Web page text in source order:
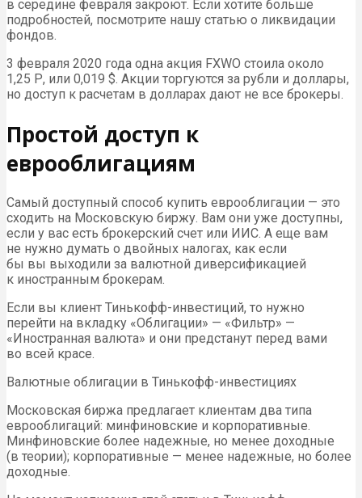
в середине февраля закроют. Если хотите больше
подробностей, посмотрите нашу статью о ликвидации
фондов.
3 февраля 2020 года одна акция FXWO стоила около
1,25 Р, или 0,019 $. Акции торгуются за рубли и доллары,
но доступ к расчетам в долларах дают не все брокеры.
Простой доступ к
еврооблигациям
Самый доступный способ купить еврооблигации — это
сходить на Московскую биржу. Вам они уже доступны,
если у вас есть брокерский счет или ИИС. А еще вам
не нужно думать о двойных налогах, как если
бы вы выходили за валютной диверсификацией
к иностранным брокерам.
Если вы клиент Тинькофф-инвестиций, то нужно
перейти на вкладку «Облигации» — «Фильтр» —
«Иностранная валюта» и они предстанут перед вами
во всей красе.
Валютные облигации в Тинькофф-инвестициях
Московская биржа предлагает клиентам два типа
еврооблигаций: минфиновские и корпоративные.
Минфиновские более надежные, но менее доходные
(в теории); корпоративные — менее надежные, но более
доходные.